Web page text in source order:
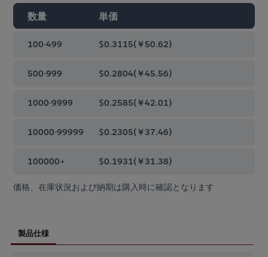
数量 単価
100-499 $0.3115(￥50.62)
500-999 $0.2804(￥45.56)
1000-9999 $0.2585(￥42.01)
10000-99999 $0.2305(￥37.46)
100000+ $0.1931(￥31.38)
価格、在庫状況および納期は購入時に確認となります
製品仕様